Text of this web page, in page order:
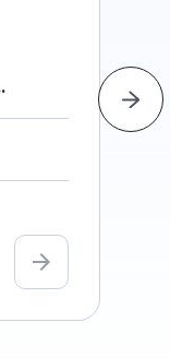
arrow_forward